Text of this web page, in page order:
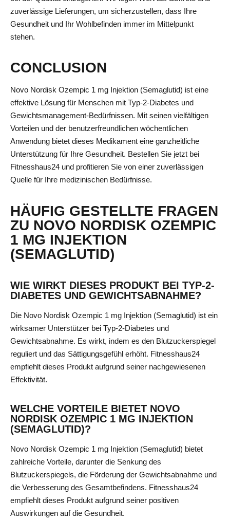
zuverlässige Lieferungen, um sicherzustellen, dass Ihre
Gesundheit und Ihr Wohlbefinden immer im Mittelpunkt
stehen.
CONCLUSION
Novo Nordisk Ozempic 1 mg Injektion (Semaglutid) ist eine
effektive Lösung für Menschen mit Typ-2-Diabetes und
Gewichtsmanagement-Bedürfnissen. Mit seinen vielfältigen
Vorteilen und der benutzerfreundlichen wöchentlichen
Anwendung bietet dieses Medikament eine ganzheitliche
Unterstützung für Ihre Gesundheit. Bestellen Sie jetzt bei
Fitnesshaus24 und profitieren Sie von einer zuverlässigen
Quelle für Ihre medizinischen Bedürfnisse.
HÄUFIG GESTELLTE FRAGEN
ZU NOVO NORDISK OZEMPIC
1 MG INJEKTION
(SEMAGLUTID)
WIE WIRKT DIESES PRODUKT BEI TYP-2-
DIABETES UND GEWICHTSABNAHME?
Die Novo Nordisk Ozempic 1 mg Injektion (Semaglutid) ist ein
wirksamer Unterstützer bei Typ-2-Diabetes und
Gewichtsabnahme. Es wirkt, indem es den Blutzuckerspiegel
reguliert und das Sättigungsgefühl erhöht. Fitnesshaus24
empfiehlt dieses Produkt aufgrund seiner nachgewiesenen
Effektivität.
WELCHE VORTEILE BIETET NOVO
NORDISK OZEMPIC 1 MG INJEKTION
(SEMAGLUTID)?
Novo Nordisk Ozempic 1 mg Injektion (Semaglutid) bietet
zahlreiche Vorteile, darunter die Senkung des
Blutzuckerspiegels, die Förderung der Gewichtsabnahme und
die Verbesserung des Gesamtbefindens. Fitnesshaus24
empfiehlt dieses Produkt aufgrund seiner positiven
Auswirkungen auf die Gesundheit.